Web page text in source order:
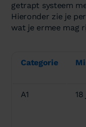
getrapt systeem
Hieronder zie je
wat je ermee mag
Categorie
A1 18